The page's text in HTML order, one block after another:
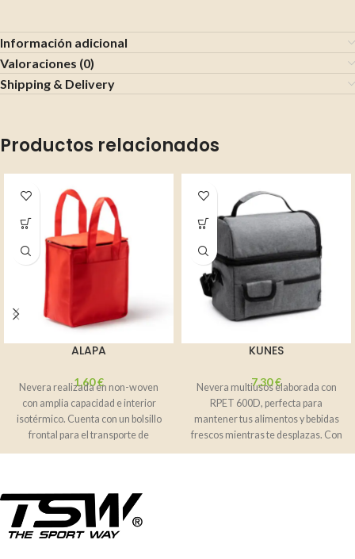
Información adicional
Valoraciones (0)
Shipping & Delivery
Productos relacionados
ALAPA
1,60€
Nevera realizada en non-woven
con amplia capacidad e interior
isotérmico. Cuenta con un bolsillo
frontal para el transporte de
elementos
KUNES
7,30€
Nevera multiusos elaborada con
RPET 600D, perfecta para
mantener tus alimentos y bebidas
frescos mientras te desplazas. Con
compartimentos interiores